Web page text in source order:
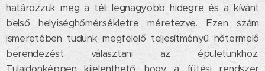
határozzuk meg a téli legnagyobb hidegre és a kívánt
belső helyiséghőmérsékletre méretezve. Ezen szám
ismeretében tudunk megfelelő teljesítményű hőtermelő
berendezést választani az épületünkhöz.